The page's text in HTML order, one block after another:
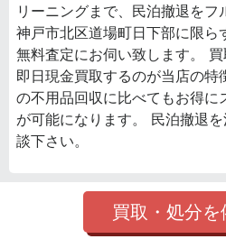
リーニングまで、民泊撤退をフ
神戸市北区道場町日下部に限ら
無料査定にお伺い致します。
即日現金買取するのが当店の特
の不用品回収に比べてもお得に
が可能になります。 民泊撤退
談下さい。
買取・処分を